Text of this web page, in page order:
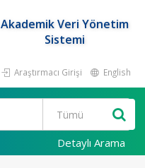
Akademik Veri Yönetim
Sistemi
Araştırmacı Girişi English
Detaylı Arama